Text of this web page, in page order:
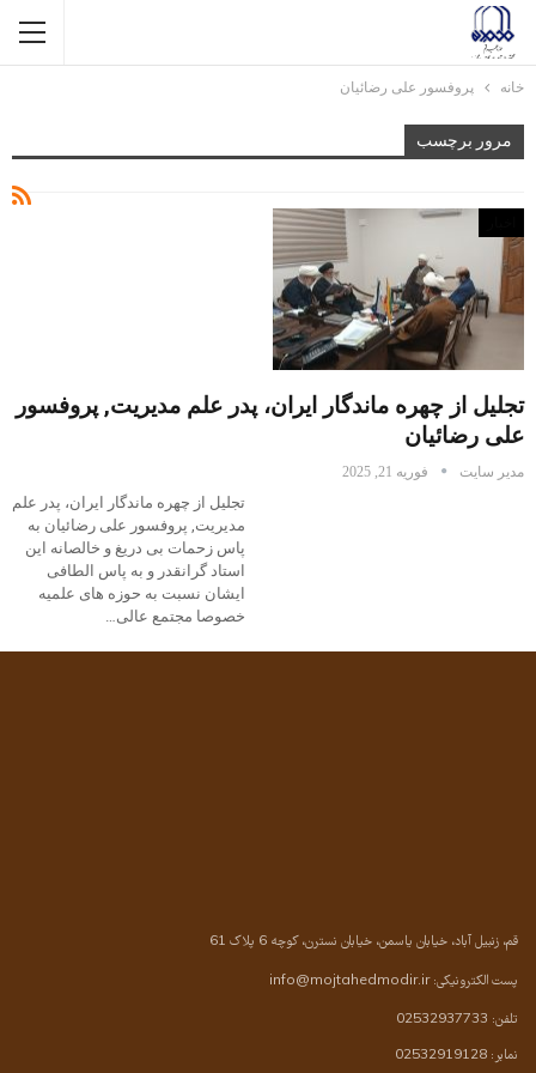
خانه پروفسور علی رضائیان
مرور برچسب
تجلیل از چهره ماندگار ایران، پدر علم مدیریت, پروفسور
علی رضائیان
مدیر سایت فوریه 21, 2025
تجلیل از چهره ماندگار ایران، پدر علم
مدیریت, پروفسور علی رضائیان به
پاس زحمات بی دریغ و خالصانه این
استاد گرانقدر و به پاس الطافی
ایشان نسبت به حوزه های علمیه
خصوصا مجتمع عالی…
قم، زنبیل آباد، خیابان یاسمن، خیابان نسترن، کوچه 6 پلاک 61
پست الکترونیکی:info@mojtahedmodir.ir
تلفن: 02532937733
نمابر: 02532919128